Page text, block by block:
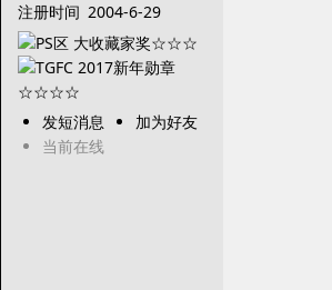
注册时间 2004-6-29
发短消息
加为好友
当前在线